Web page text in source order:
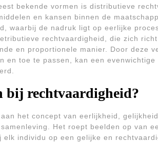
bekende vormen is distributieve
en kansen binnen de
waarbij de nadruk ligt op eerlijke
rechtvaardigheid, die zich
en proportionele manier. Door deze
en toe te passen, kan een evenwichtige
bij rechtvaardigheid?
het concept van eerlijkheid,
Het roept beelden op van
elk individu op een gelijke en